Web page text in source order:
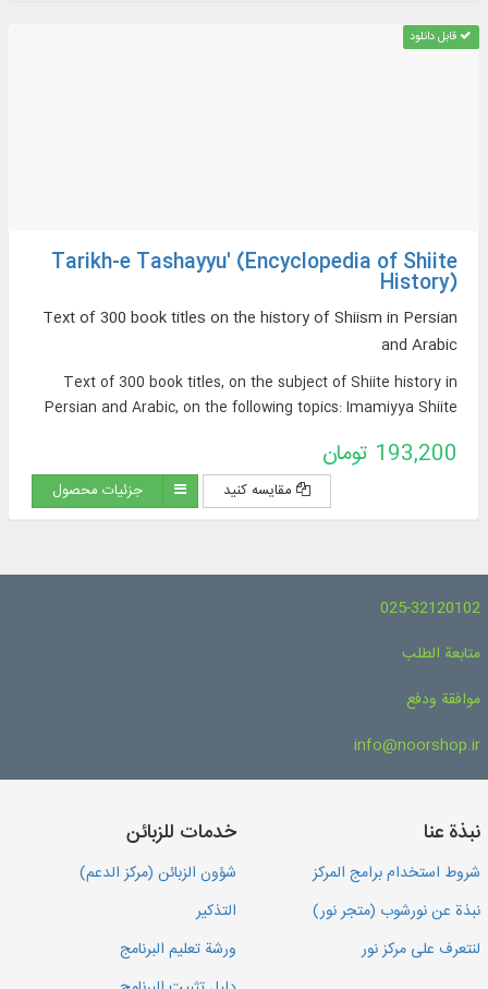
قابل دانلود
Tarikh-e Tashayyu' (Encyclopedia of Shiite
History)
Text of 300 book titles on the history of Shiism in Persian
and Arabic
Text of 300 book titles, on the subject of Shiite history in
Persian and Arabic, on the following topics: Imamiyya Shiite
movements and uprisings, Shiite states, Shiite culture and
civilization, geographical distribution of Shiites, etc.
193,200 تومان
مقایسه کنید جزئیات محصول
025-32120102
متابعة الطلب
موافقة ودفع
info@noorshop.ir
نبذة عنا
شروط استخدام برامج المركز
نبذة عن نورشوب (متجر نور)
لنتعرف على مركز نور
خدمات للزبائن
شؤون الزبائن (مركز الدعم)
التذكير
ورشة تعليم البرنامج